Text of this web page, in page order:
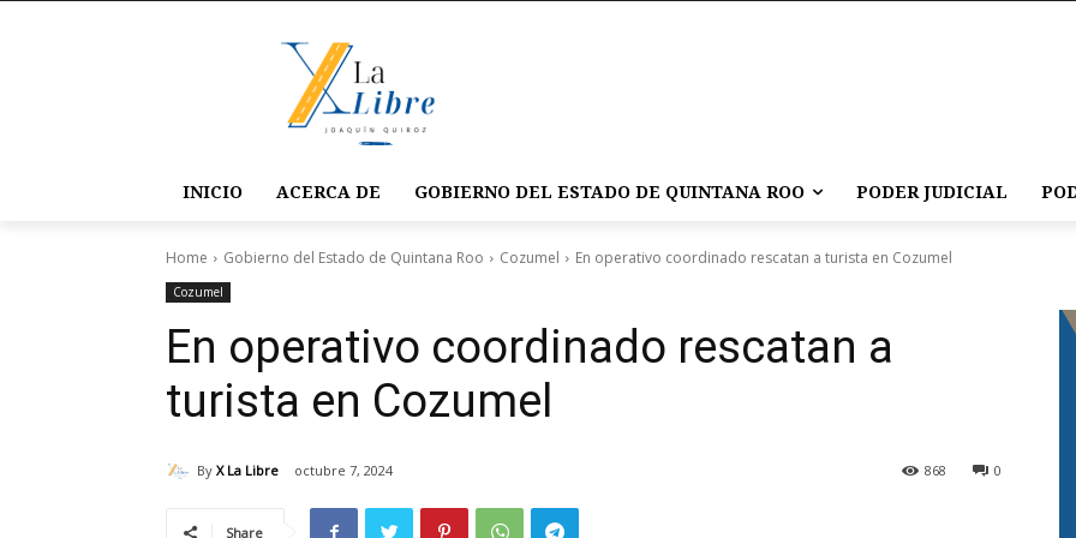
INICIO ACERCA DE GOBIERNO DEL ESTADO DE QUINTANA ROO PODER JUDICIAL
Home Gobierno del Estado de Quintana Roo Cozumel En operativo coordinado rescatan a turista en Cozumel
Cozumel
En operativo coordinado rescatan a
turista en Cozumel
By X La Libre octubre 7, 2024 0
868
Share